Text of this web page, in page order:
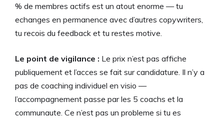
% de membres actifs est un atout enorme — tu
echanges en permanence avec d’autres copywriters,
tu recois du feedback et tu restes motive.
Le point de vigilance : Le prix n’est pas affiche
publiquement et l’acces se fait sur candidature. Il n’y a
pas de coaching individuel en visio —
l’accompagnement passe par les 5 coachs et la
communaute. Ce n’est pas un probleme si tu es